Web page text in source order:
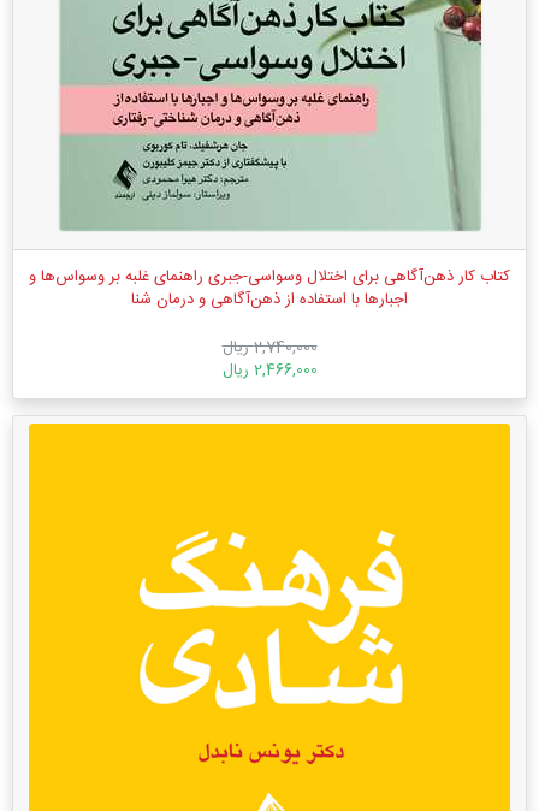
کتاب کار ذهن‌آگاهی برای اختلال وسواسی-جبری راهنمای غلبه بر وسواس‌ها و
اجبارها با استفاده از ذهن‌آگاهی و درمان شنا
2,740,000 ریال
2,466,000 ریال